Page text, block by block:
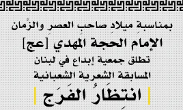
| #فخر_المخدرات |
#صحيفة_المؤمن
إحتفالية #رياحين...